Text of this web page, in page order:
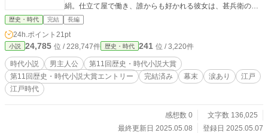
絹。仕立て屋で働き、誰からも好かれる彼女は、甚兵衛の才
能を信じ、持ち前の明るさと人脈で町の様々な情報を集めて
くる。 この凸凹コンビが立ち向かうのは、岡っ引きも首をひ
ねる不可思議な事件の数々。盗まれた品が奇妙に戻る、摩訶
不思議な悪戯が横行する…。甚兵衛はからくり知識と観察眼
で、お絹は人情と情報網で、難事件の謎を解き明かしてい
く！ これは、痛快な謎解きでありながら、不器用な二人や長
屋の人々の温かい交流、そして甚兵衛の隠された過去が織り
予感も――。 からくり長屋で巻き起こる、江戸情緒あふれる
歴史・時代 完結 長編
24h.ポイント 21pt
小説 24,785 位 / 228,747件 歴史・時代 241 位 / 3,220件
時代小説 男主人公
第11回歴史・時代小説大賞
第11回歴史・時代小説大賞エントリー
完結済み 幕末 涙あり
江戸
江戸時代
感想数 0
文字数 136,025
最終更新日 2025.05.08
登録日 2025.05.07